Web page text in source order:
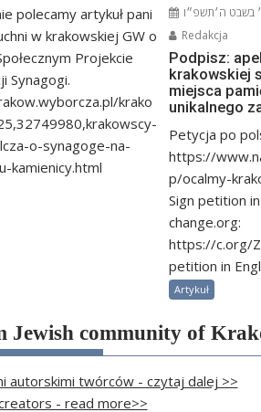
polecamy artykuł pani
w krakowskiej GW o
Projekcie
Synagogi.
krako
o-synagoge-na-
kamienicy.html
Redakcja
Podpisz:
krakowskiej
miejsca
unikalnego
Petycja po
https://
p/ocalmy-
Sign petition
change.org:
https://c.org/
petition in
Artykuł
Jewish community of
autorskimi twórców - czytaj dalej >>
- read more>>